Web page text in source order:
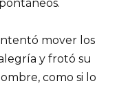
mover los
y frotó su
como si lo